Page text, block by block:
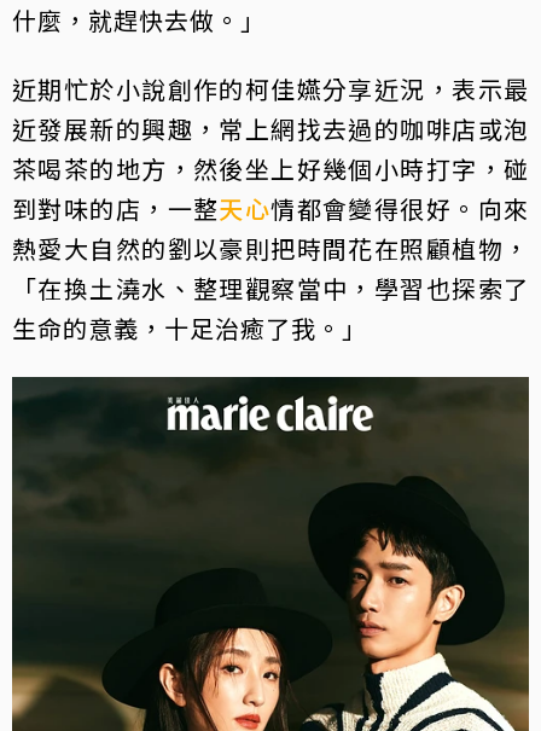
什麼，就趕快去做。」
近期忙於小說創作的柯佳嬿分享近況，表示最
近發展新的興趣，常上網找去過的咖啡店或泡
茶喝茶的地方，然後坐上好幾個小時打字，碰
到對味的店，一整天心情都會變得很好。向來
熱愛大自然的劉以豪則把時間花在照顧植物，
「在換土澆水、整理觀察當中，學習也探索了
生命的意義，十足治癒了我。」